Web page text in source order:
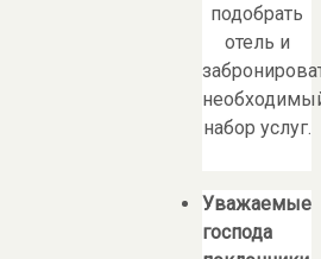
подобрать
отель и
набор услуг.
Уважаемые
господа